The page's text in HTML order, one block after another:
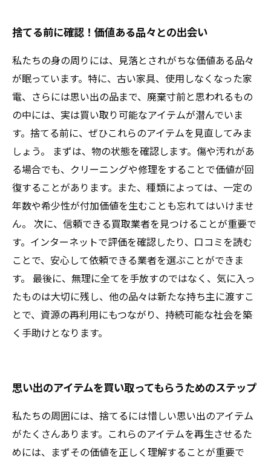
捨てる前に確認！価値ある品々との出会い
私たちの身の周りには、見落とされがちな価値ある品々
が眠っています。特に、古い家具、使用しなくなった家
電、さらには思い出の品まで、廃棄寸前と思われるもの
の中には、実は買い取り可能なアイテムが潜んでいま
す。捨てる前に、ぜひこれらのアイテムを見直してみま
しょう。 まずは、物の状態を確認します。傷や汚れがあ
る場合でも、クリーニングや修理をすることで価値が回
復することがあります。また、種類によっては、一定の
年数や希少性が付加価値を生むことも忘れてはいけませ
ん。 次に、信頼できる買取業者を見つけることが重要で
す。インターネットで評価を確認したり、口コミを読む
ことで、安心して依頼できる業者を選ぶことができま
す。 最後に、無理に全てを手放すのではなく、気に入っ
たものは大切に残し、他の品々は新たな持ち主に渡すこ
とで、資源の再利用にもつながり、持続可能な社会を築
く手助けとなります。
思い出のアイテムを買い取ってもらうためのステップ
私たちの周囲には、捨てるには惜しい思い出のアイテム
がたくさんあります。これらのアイテムを再生させるた
めには、まずその価値を正しく理解することが重要で